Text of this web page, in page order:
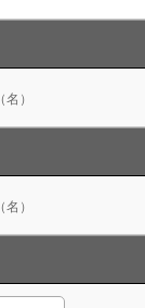
（名）
（名）